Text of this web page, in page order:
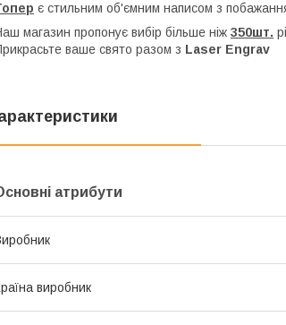
є стильним об'ємним написом з
магазин пропонує вибір більше ніж 350шт.
ваше свято разом з Laser Engrav
атрибути
виробник